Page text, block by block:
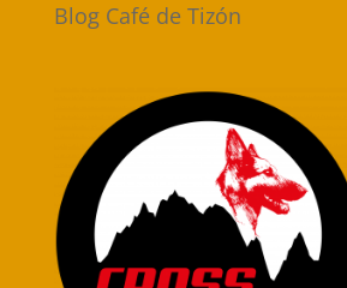
Blog Café de Tizón